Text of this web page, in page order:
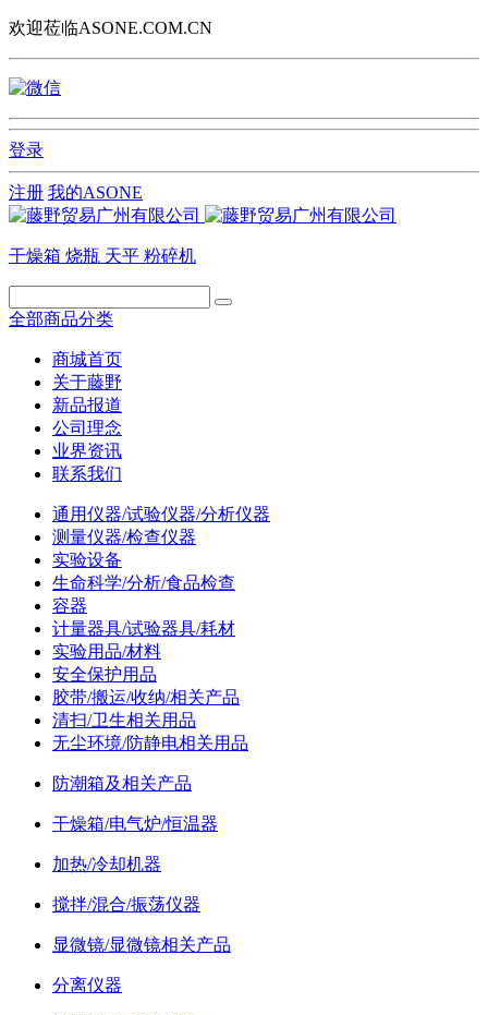
欢迎莅临ASONE.COM.CN
登录
注册 我的ASONE
干燥箱 烧瓶 天平 粉碎机
全部商品分类
商城首页
关于藤野
新品报道
公司理念
业界资讯
联系我们
通用仪器/试验仪器/分析仪器
测量仪器/检查仪器
实验设备
生命科学/分析/食品检查
容器
计量器具/试验器具/耗材
实验用品/材料
安全保护用品
胶带/搬运/收纳/相关产品
清扫/卫生相关用品
无尘环境/防静电相关用品
防潮箱及相关产品
干燥箱/电气炉/恒温器
加热/冷却机器
搅拌/混合/振荡仪器
显微镜/显微镜相关产品
分离仪器